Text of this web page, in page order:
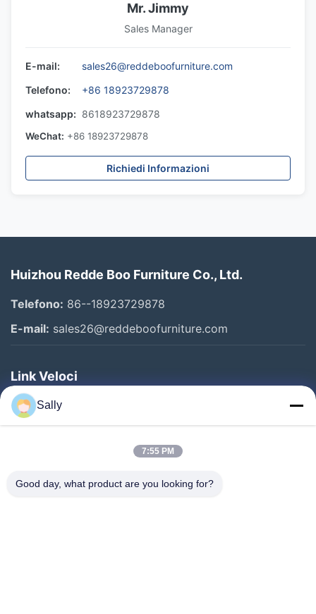
Mr. Jimmy
Sales Manager
E-mail:
sales26@reddeboofurniture.com
Telefono:
+86 18923729878
whatsapp: 8618923729878
WeChat: +86 18923729878
Richiedi Informazioni
Huizhou Redde Boo Furniture Co., Ltd.
Telefono: 86--18923729878
E-mail: sales26@reddeboofurniture.com
Link Veloci
Casa
Prodotti
Chi Siamo
Sally
7:55 PM
Good day, what product are you looking for?